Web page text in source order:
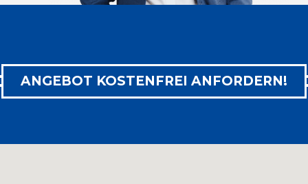
ANGEBOT KOSTENFREI ANFORDERN!